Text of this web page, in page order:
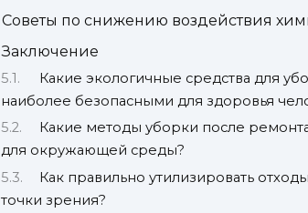
Советы по снижению воздействия
Заключение
Какие экологичные средства для
наиболее безопасными для здоровья
Какие методы уборки после
для окружающей среды?
Как правильно утилизировать
точки зрения?